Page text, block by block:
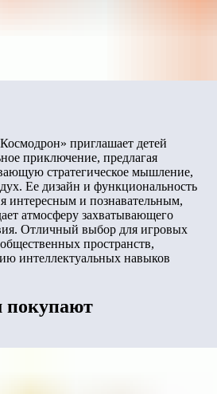
приглашает детей
приключение, предлагая
стратегическое мышление,
Ее дизайн и функциональность
интересным и познавательным,
атмосферу захватывающего
Отличный выбор для игровых
пространств,
интеллектуальных навыков
покупают